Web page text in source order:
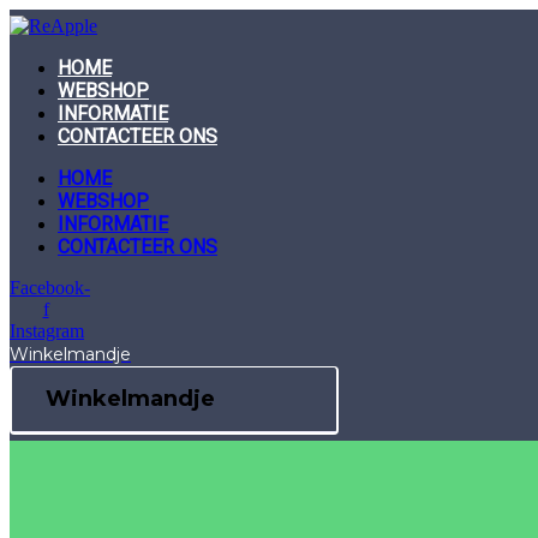
Skip
to
contentHOME
WEBSHOP
INFORMATIE
CONTACTEER ONS
HOME
WEBSHOP
INFORMATIE
CONTACTEER ONS
Facebook-
f
Instagram
Winkelmandje
Winkelmandje